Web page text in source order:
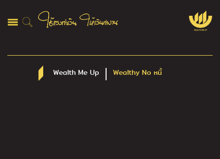
Wealth Me Up Wealthy No หนี้